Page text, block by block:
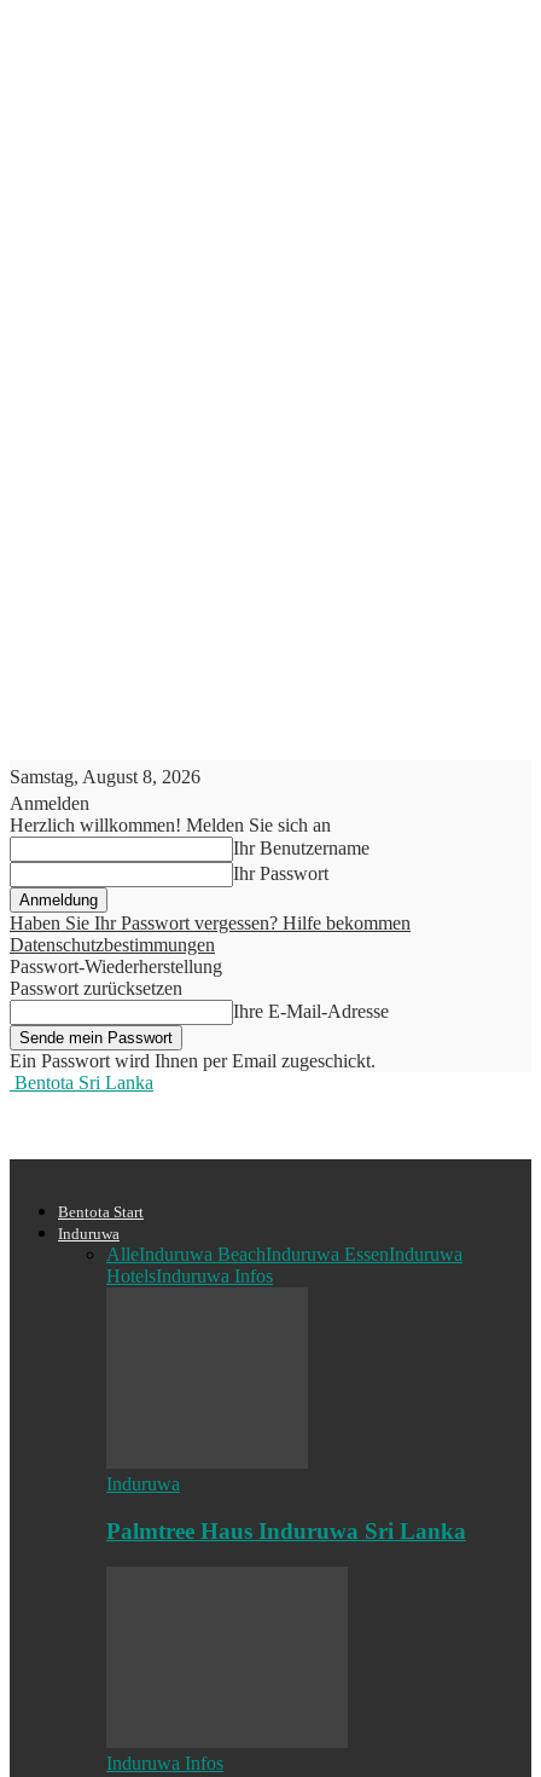
Samstag, August 8, 2026
Anmelden
Herzlich willkommen! Melden Sie sich an
Ihr Benutzername
Ihr Passwort
Haben Sie Ihr Passwort vergessen? Hilfe bekommen
Datenschutzbestimmungen
Passwort-Wiederherstellung
Passwort zurücksetzen
Ihre E-Mail-Adresse
Ein Passwort wird Ihnen per Email zugeschickt.
Bentota Sri Lanka
Bentota Start
Induruwa
AlleInduruwa BeachInduruwa EssenInduruwa
HotelsInduruwa Infos
Induruwa
Palmtree Haus Induruwa Sri Lanka
Induruwa Infos